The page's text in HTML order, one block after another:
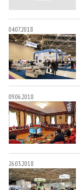
04.07.2018
09.06.2018
26.03.2018